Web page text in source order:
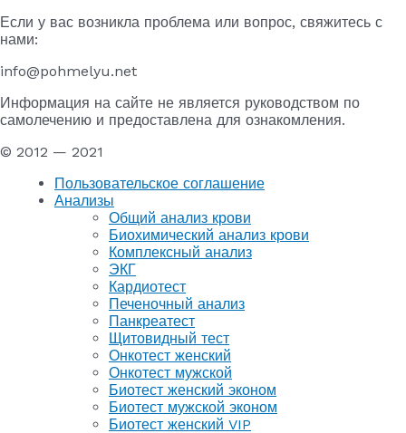
Если у вас возникла проблема или вопрос, свяжитесь с
нами:
info@pohmelyu.net
Информация на сайте не является руководством по
самолечению и предоставлена для ознакомления.
© 2012 — 2021
Пользовательское соглашение
Анализы
Общий анализ крови
Биохимический анализ крови
Комплексный анализ
ЭКГ
Кардиотест
Печеночный анализ
Панкреатест
Щитовидный тест
Онкотест женский
Онкотест мужской
Биотест женский эконом
Биотест мужской эконом
Биотест женский VIP